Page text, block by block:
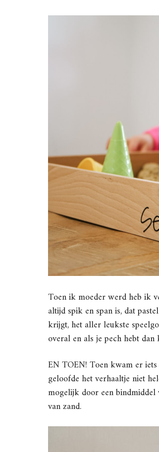
Toen ik moeder werd heb ik
altijd spik en span is, dat
krijgt, het aller leukste
overal en als je pech hebt
EN TOEN! Toen kwam er
geloofde het verhaaltje niet
mogelijk door een bindmiddel
van zand.